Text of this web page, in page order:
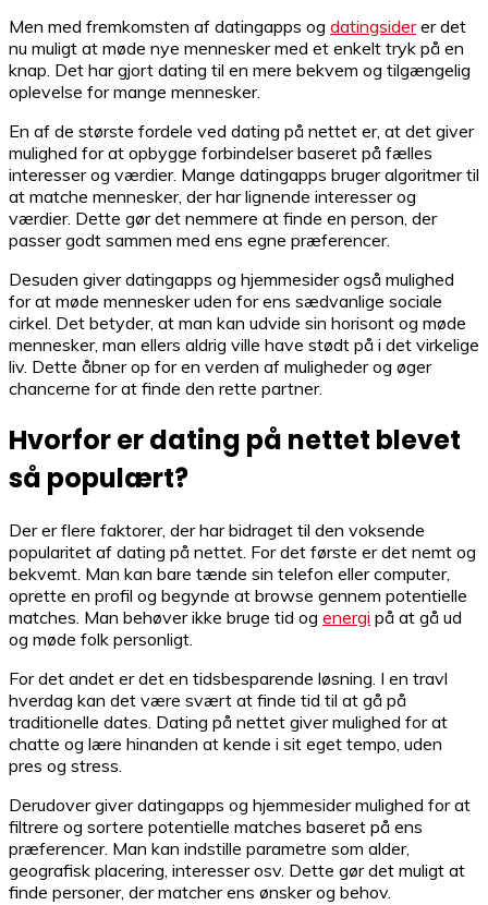
Men med fremkomsten af datingapps og datingsiderer det
nu muligt at møde nye mennesker med et enkelt tryk på en
knap. Det har gjort dating til en mere bekvem og tilgængelig
oplevelse for mange mennesker.
En af de største fordele ved dating på nettet er, at det giver
mulighed for at opbygge forbindelser baseret på fælles
interesser og værdier. Mange datingapps bruger algoritmer til
at matche mennesker, der har lignende interesser og
værdier. Dette gør det nemmere at finde en person, der
passer godt sammen med ens egne præferencer.
Desuden giver datingapps og hjemmesider også mulighed
for at møde mennesker uden for ens sædvanlige sociale
cirkel. Det betyder, at man kan udvide sin horisont og møde
mennesker, man ellers aldrig ville have stødt på i det virkelige
liv. Dette åbner op for en verden af ​​muligheder og øger
chancerne for at finde den rette partner.
Hvorfor er dating på nettet blevet
så populært?
Der er flere faktorer, der har bidraget til den voksende
popularitet af dating på nettet. For det første er det nemt og
bekvemt. Man kan bare tænde sin telefon eller computer,
oprette en profil og begynde at browse gennem potentielle
matches. Man behøver ikke bruge tid og energi på at gå ud
og møde folk personligt.
For det andet er det en tidsbesparende løsning. I en travl
hverdag kan det være svært at finde tid til at gå på
traditionelle dates. Dating på nettet giver mulighed for at
chatte og lære hinanden at kende i sit eget tempo, uden
pres og stress.
Derudover giver datingapps og hjemmesider mulighed for at
filtrere og sortere potentielle matches baseret på ens
præferencer. Man kan indstille parametre som alder,
geografisk placering, interesser osv. Dette gør det muligt at
finde personer, der matcher ens ønsker og behov.